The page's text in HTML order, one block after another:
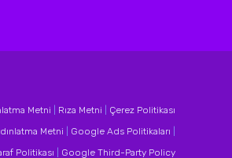
Metni Rıza Metni
Çerez Politikası
Metni Google Ads Politikaları
Politikası
Google Third-Party Policy